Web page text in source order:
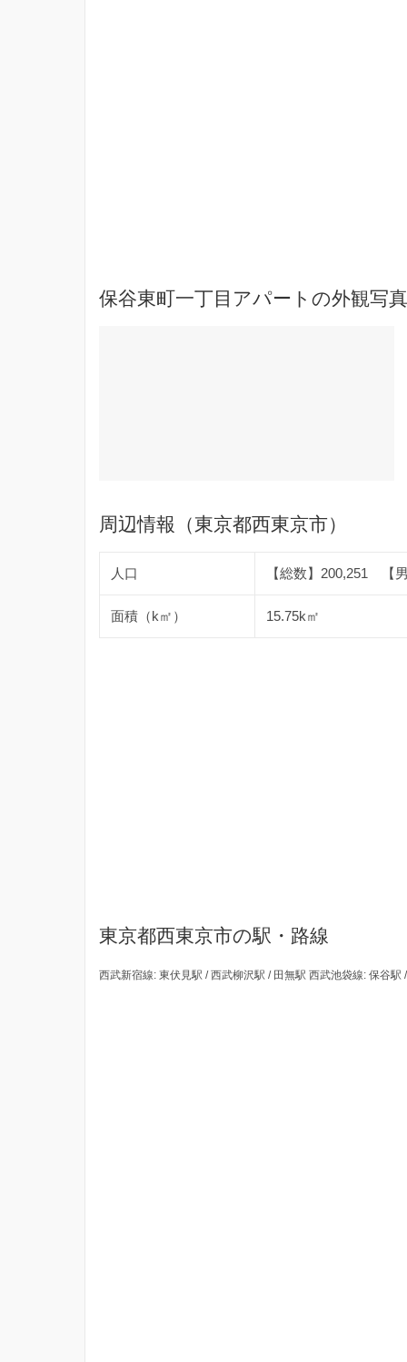
保谷東町一丁目アパートの外観写
周辺情報（東京都西東京市）
人口 【総数】200,251 【
面積（k㎡） 15.75k㎡
東京都西東京市の駅・路線
西武新宿線: 東伏見駅 / 西武柳沢駅 / 田無駅 西武池袋線: 保谷駅